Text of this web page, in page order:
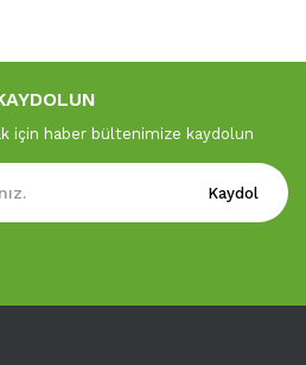
için haber bültenimize kaydolun
Kaydol